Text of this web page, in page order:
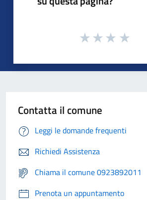
Contatta il comune
Leggi le domande frequenti
Richiedi Assistenza
Chiama il comune 0923892011
Prenota un appuntamento